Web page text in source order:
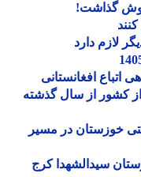
گذاشت!
دارد
افغانستانی
تبعه از کشور از سال گذشته
در مسیر
سیدالشهدا کرج